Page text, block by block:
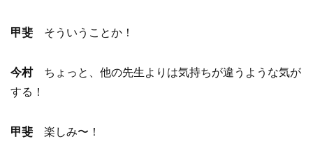
甲斐 そういうことか！
今村 ちょっと、他の先生よりは気持ちが違うような気が
する！
甲斐 楽しみ〜！